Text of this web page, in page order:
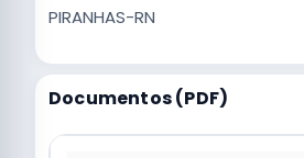
PIRANHAS-RN
Documentos (PDF)